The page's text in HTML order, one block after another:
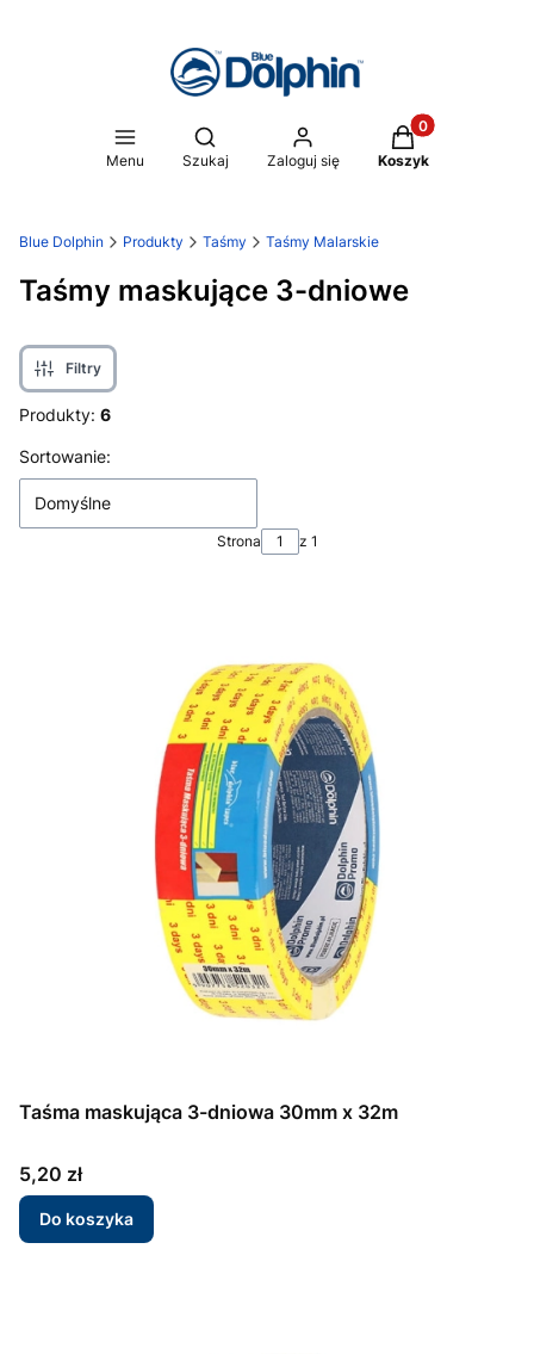
Menu
Otwórz wyszukiwarkę
Szukaj Zaloguj się
Produkty w
Koszyk
Blue Dolphin Produkty Taśmy Taśmy Malarskie
Taśmy maskujące 3-dniowe
Filtry
Produkty: 6
Lista produktów
Sortowanie:
Domyślne
Strona z 1
Taśma maskująca 3-dniowa 30mm x 32m
Cena
5,20 zł
Do koszyka